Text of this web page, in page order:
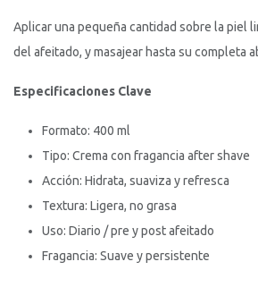
Aplicar una pequeña cantidad sobre la piel
del afeitado, y masajear hasta su completa
Especificaciones Clave
Formato: 400 ml
Tipo: Crema con fragancia after shave
Acción: Hidrata, suaviza y refresca
Textura: Ligera, no grasa
Uso: Diario / pre y post afeitado
Fragancia: Suave y persistente